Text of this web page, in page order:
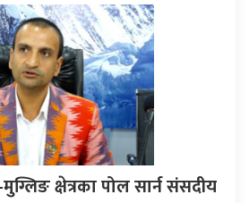
क्षेत्रका पोल सार्न संसदीय